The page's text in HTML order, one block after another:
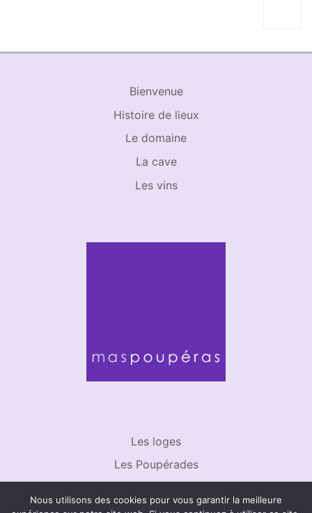
Bienvenue
Histoire de lieux
Le domaine
La cave
Les vins
Les loges
Les Poupérades
Nous utilisons des cookies pour vous garantir la meilleure